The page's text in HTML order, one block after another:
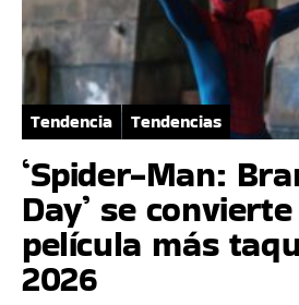
Tendencia Tendencias
‘Spider-Man:
Day’ se
película más
2026